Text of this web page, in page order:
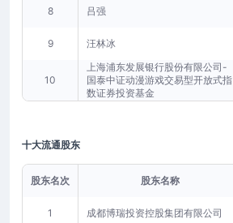
8 吕强
9 汪林冰
10
上海浦东发展银行股份有限公司-
国泰中证动漫游戏交易型开放式指
数证券投资基金
十大流通股东
股东名次 股东名称
1 成都博瑞投资控股集团有限公司